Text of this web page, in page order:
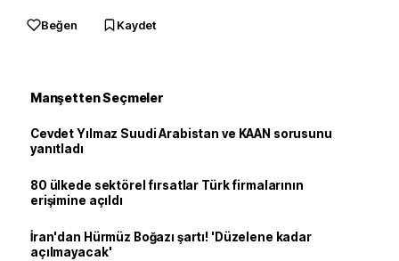
Beğen Kaydet
Manşetten Seçmeler
Cevdet Yılmaz Suudi Arabistan ve KAAN sorusunu
yanıtladı
80 ülkede sektörel fırsatlar Türk firmalarının
erişimine açıldı
İran'dan Hürmüz Boğazı şartı! 'Düzelene kadar
açılmayacak'